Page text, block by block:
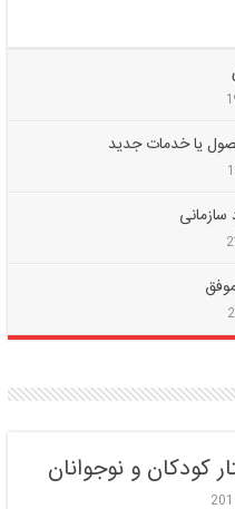
یا خدمات جدید
کودکان و نوجوانان
201